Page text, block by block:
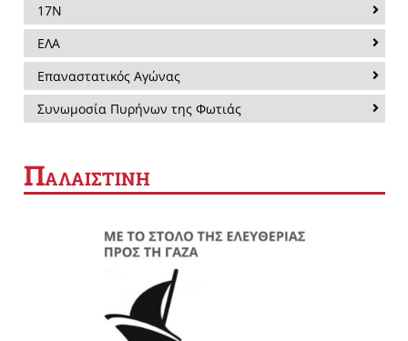
17Ν
ΕΛΑ
Επαναστατικός Αγώνας
Συνωμοσία Πυρήνων της Φωτιάς
ΠΑΛΑΙΣΤΙΝΗ